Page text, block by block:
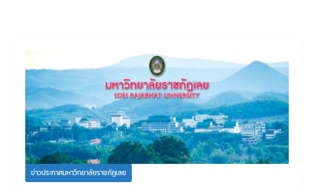
ข่าวประกาศมหาวิทยาลัยราชภัฏเลย